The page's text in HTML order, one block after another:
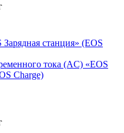
станция» (EOS
тока (AC) «EOS
Charge)